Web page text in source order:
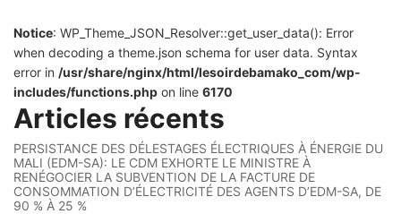
Notice: WP_Theme_JSON_Resolver::get_user_data(): Error
when decoding a theme.json schema for user data. Syntax
error in /usr/share/nginx/html/lesoirdebamako_com/wp-
includes/functions.php on line 6170
Articles récents
PERSISTANCE DES DÉLESTAGES ÉLECTRIQUES À ÉNERGIE DU
MALI (EDM-SA): LE CDM EXHORTE LE MINISTRE À
RENÉGOCIER LA SUBVENTION DE LA FACTURE DE
CONSOMMATION D’ÉLECTRICITÉ DES AGENTS D’EDM-SA, DE
90 % À 25 %